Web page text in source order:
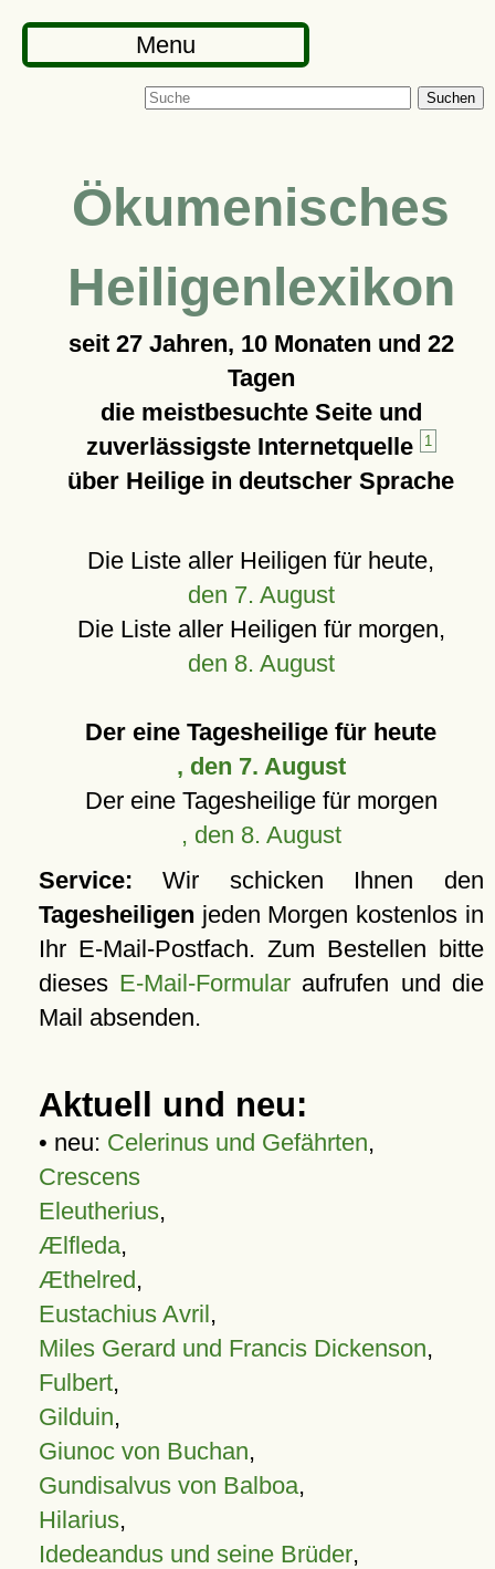
Menu
Suchen
Ökumenisches
Heiligenlexikon
seit 27 Jahren, 10 Monaten und 22
Tagen
die meistbesuchte Seite und
zuverlässigste Internetquelle
1
über Heilige in deutscher Sprache
Die Liste aller Heiligen für heute,
den 7. August
Die Liste aller Heiligen für morgen,
den 8. August
Der eine Tagesheilige für heute
, den 7. August
Der eine Tagesheilige für morgen
, den 8. August
Service: Wir schicken Ihnen den
Tagesheiligen jeden Morgen kostenlos in
Ihr E-Mail-Postfach. Zum Bestellen bitte
dieses E-Mail-Formular aufrufen und die
Mail absenden.
Aktuell und neu:
• neu: Celerinus und Gefährten,
Crescens
Eleutherius,
Ælfleda,
Æthelred,
Eustachius Avril,
Miles Gerard und Francis Dickenson,
Fulbert,
Gilduin,
Giunoc von Buchan,
Gundisalvus von Balboa,
Hilarius,
Idedeandus und seine Brüder,